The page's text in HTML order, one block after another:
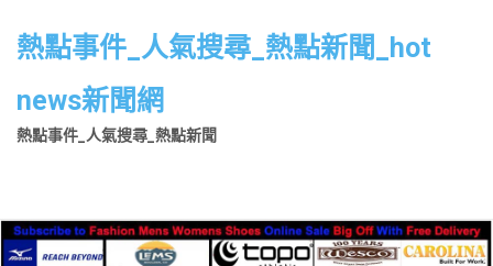
熱點事件_人氣搜尋_熱點新聞_hot
news新聞網
熱點事件_人氣搜尋_熱點新聞